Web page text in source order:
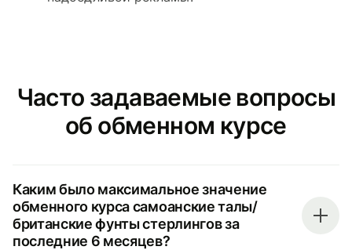
Часто задаваемые вопросы
об обменном курсе
Каким было максимальное значение
обменного курса самоанские талы/
британские фунты стерлингов за
последние 6 месяцев?